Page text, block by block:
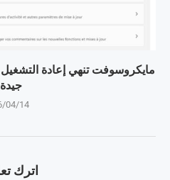
مايكروسوفت تنهي إعادة التشغيل
جيدة
04/14
اترك